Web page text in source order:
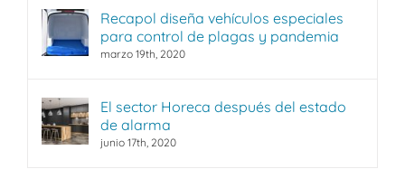
Recapol diseña vehículos especiales
para control de plagas y pandemia
marzo 19th, 2020
El sector Horeca después del estado
de alarma
junio 17th, 2020